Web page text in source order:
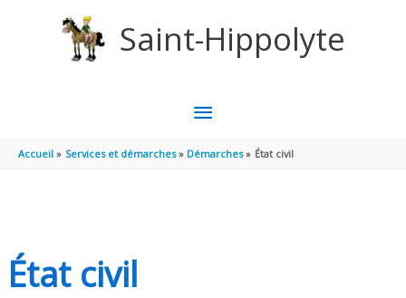
Saint-Hippolyte
MENU
PRINCIPAL
Accueil Services et démarches Démarches État civil
État civil